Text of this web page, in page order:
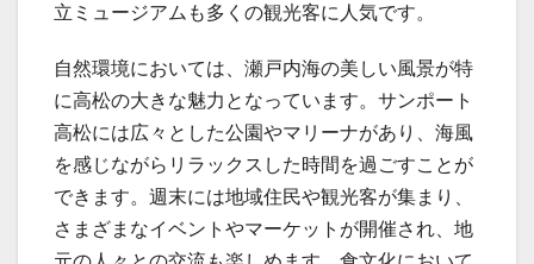
立ミュージアムも多くの観光客に人気です。
自然環境においては、瀬戸内海の美しい風景が特
に高松の大きな魅力となっています。サンポート
高松には広々とした公園やマリーナがあり、海風
を感じながらリラックスした時間を過ごすことが
できます。週末には地域住民や観光客が集まり、
さまざまなイベントやマーケットが開催され、地